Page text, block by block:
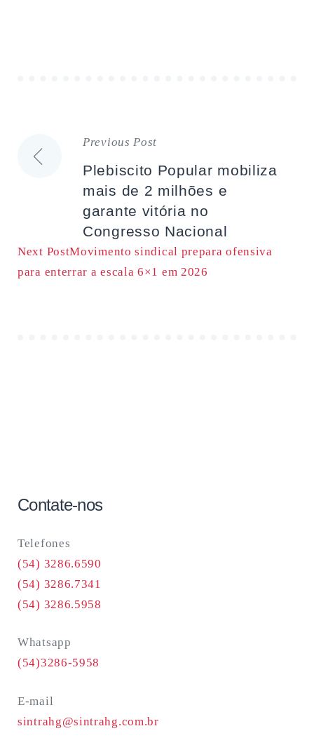
Navegação
artigos
Previous Post
Plebiscito Popular mobiliza
mais de 2 milhões e
garante vitória no
Congresso Nacional
Next PostMovimento sindical prepara ofensiva
para enterrar a escala 6×1 em 2026
Contate-nos
Telefones
(54) 3286.6590
(54) 3286.7341
(54) 3286.5958
Whatsapp
(54)3286-5958
E-mail
sintrahg@sintrahg.com.br